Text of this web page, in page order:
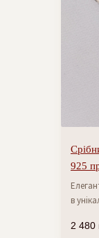
925
в
2 480